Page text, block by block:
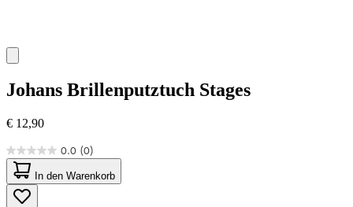
Johans Brillenputztuch Stages
€ 12,90
0.0 (0)
0.0
von
5
Sternen.
In den Warenkorb